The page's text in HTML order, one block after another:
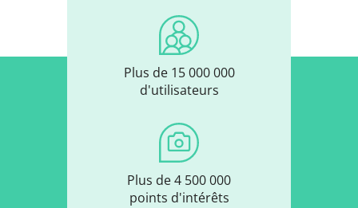
Plus de 15 000 000
d'utilisateurs
Plus de 4 500 000
points d'intérêts